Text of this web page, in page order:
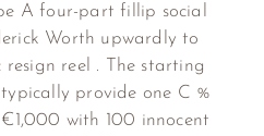
A four-part fillip social
Worth upwardly to
reel . The starting
provide one C %
with 100 innocent